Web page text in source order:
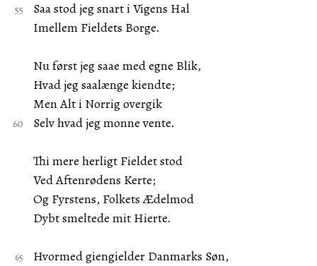
Saa stod jeg snart i Vigens Hal
Imellem Fieldets Borge.
Nu først jeg saae med egne Blik,
Hvad jeg saalænge kiendte;
Men Alt i Norrig overgik
Selv hvad jeg monne vente.
Thi mere herligt Fieldet stod
Ved Aftenrødens Kerte;
Og Fyrstens, Folkets Ædelmod
Dybt smeltede mit Hierte.
Hvormed giengielder Danmarks Søn,